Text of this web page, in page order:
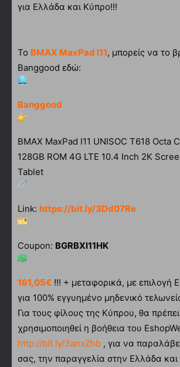
για Ελλάδα και Κύπρο!!!
Το BMAX MaxPad I11, μπορείς να το
Banggood εδώ:
Banggood
BMAX MaxPad I11 UNISOC T618 Octa
128GB ROM 4G LTE 10.4 Inch 2K
Tablet
Link: https://bit.ly/3Dd07Re
Coupon: BGRBXI11HK
161,05€ !!! + μεταφορικά, με επιλογή
για 100% εγγυημένο μηδενικό
Για τους φίλους της Κύπρου, θα
χρησιμοποιηθεί η βοήθεια του
http://bit.ly/3anxZhb , για να
σας, την παραγγελία στην Ελλάδα